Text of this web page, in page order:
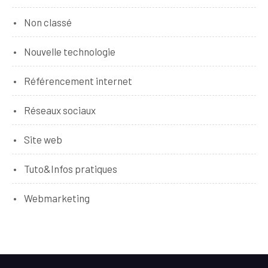
Non classé
Nouvelle technologie
Référencement internet
Réseaux sociaux
Site web
Tuto&Infos pratiques
Webmarketing